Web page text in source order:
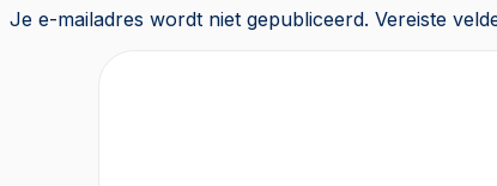
Je e-mailadres wordt niet gepubliceerd. Vereiste